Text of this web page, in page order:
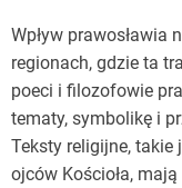
Wpływ prawosławia
regionach, gdzie ta
poeci i filozofowie
tematy, symbolikę i
Teksty religijne, takie
ojców Kościoła,